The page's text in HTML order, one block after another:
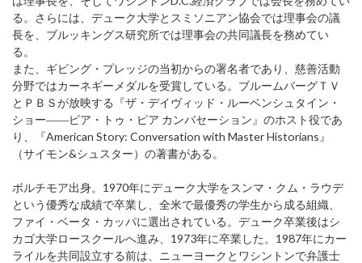
る。さらには、デューク大学とスミソニアン協会では理事会の議
長を、ブルッキングス研究所では理事会の共同議長を務めてい
る。
また、ギビング・プレッジの当初からの署名者であり、慈善活動
分野ではカーネギーメダルを受賞している。ブルームバーグＴＶ
とＰＢＳが放映する『ザ・デイヴィッド・ルーベンシュタイン・
ショー――ピア・トゥ・ピア カンバセーション』のホスト役であ
り、『American Story: Conversation with Master Historians』
（サイモン&シュスター）の著書がある。
ボルチモア出身。1970年にデューク大学をスンマ・クム・ラウデ
という優秀な成績で卒業し、全米で最優秀の学生から成る組織、
ファイ・ベータ・カッパに選出されている。デューク卒業後はシ
カゴ大学ロースクールへ進み、1973年に卒業した。1987年にカー
ライルを共同設立する前は、ニューヨークとワシントンで弁護士